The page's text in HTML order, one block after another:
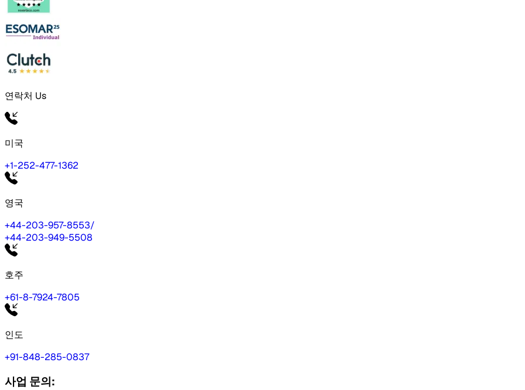
연락처 Us
미국
+1-252-477-1362
영국
+44-203-957-8553/
+44-203-949-5508
호주
+61-8-7924-7805
인도
+91-848-285-0837
사업 문의: